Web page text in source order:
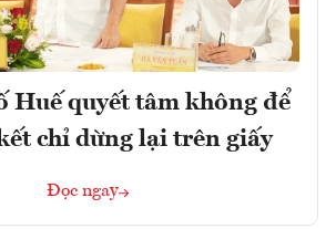
Huế quyết tâm không để
chỉ dừng lại trên giấy
Đọc ngay